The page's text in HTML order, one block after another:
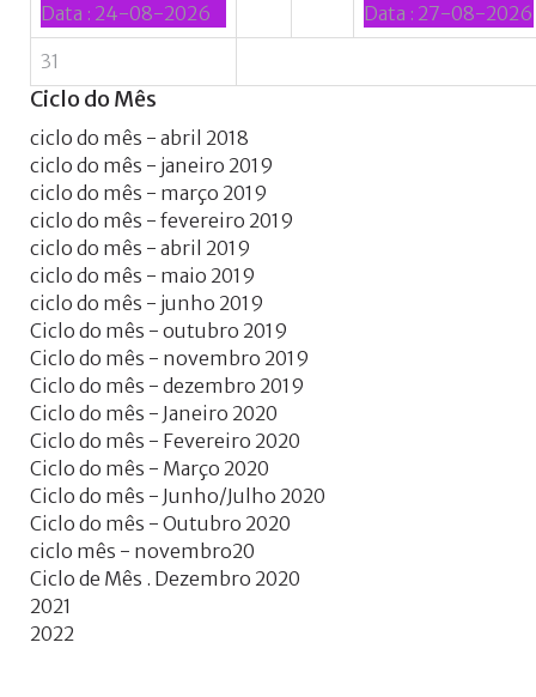
Data : 24-08-2026
Data : 27-08-2026
31
Ciclo do Mês
ciclo do mês - abril 2018
ciclo do mês - janeiro 2019
ciclo do mês - março 2019
ciclo do mês - fevereiro 2019
ciclo do mês - abril 2019
ciclo do mês - maio 2019
ciclo do mês - junho 2019
Ciclo do mês - outubro 2019
Ciclo do mês - novembro 2019
Ciclo do mês - dezembro 2019
Ciclo do mês - Janeiro 2020
Ciclo do mês - Fevereiro 2020
Ciclo do mês - Março 2020
Ciclo do mês - Junho/Julho 2020
Ciclo do mês - Outubro 2020
ciclo mês - novembro20
Ciclo de Mês . Dezembro 2020
2021
2022